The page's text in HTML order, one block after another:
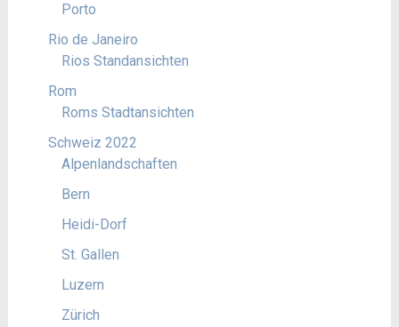
Porto
Rio de Janeiro
Rios Standansichten
Rom
Roms Stadtansichten
Schweiz 2022
Alpenlandschaften
Bern
Heidi-Dorf
St. Gallen
Luzern
Zürich